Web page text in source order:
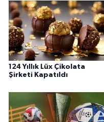
124 Yıllık Lüx Çikolata
Şirketi Kapatıldı